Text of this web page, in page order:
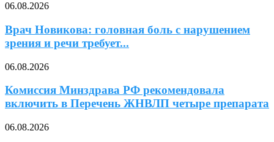
06.08.2026
Врач Новикова: головная боль с нарушением
зрения и речи требует...
06.08.2026
Комиссия Минздрава РФ рекомендовала
включить в Перечень ЖНВЛП четыре препарата
06.08.2026